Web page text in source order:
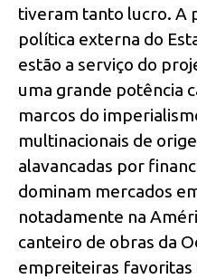
tiveram tanto lucro. A
política externa do
estão a serviço do
uma grande potência
marcos do
multinacionais de
alavancadas por
dominam mercados
notadamente na
canteiro de obras da
empreiteiras favoritas